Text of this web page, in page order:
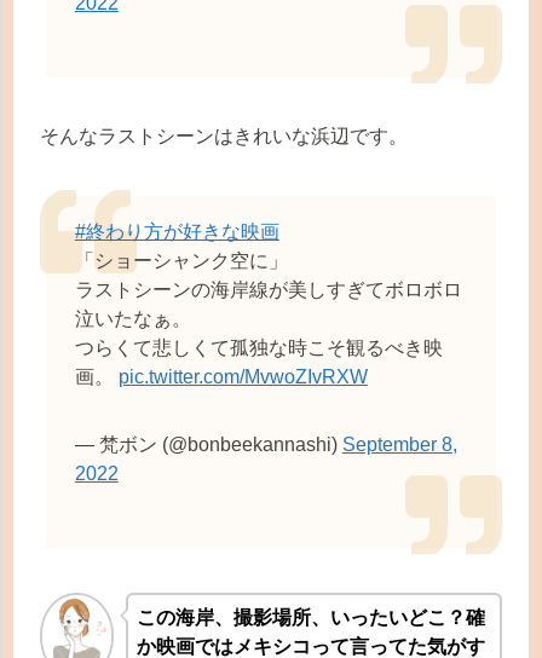
そんなラストシーンはきれいな浜辺です。
#終わり方が好きな映画
「ショーシャンク空に」
ラストシーンの海岸線が美しすぎてボロボロ
泣いたなぁ。
つらくて悲しくて孤独な時こそ観るべき映
画。 pic.twitter.com/MvwoZIvRXW
— 梵ボン (@bonbeekannashi) September 8,
2022
この海岸、撮影場所、いったいどこ？確
か映画ではメキシコって言ってた気がす